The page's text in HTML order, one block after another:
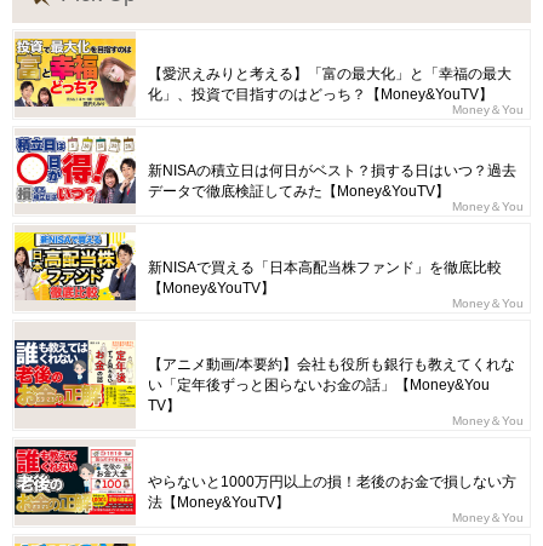
【愛沢えみりと考える】「富の最大化」と「幸福の最大
化」、投資で目指すのはどっち？【Money&YouTV】
Money＆You
新NISAの積立日は何日がベスト？損する日はいつ？過去
データで徹底検証してみた【Money&YouTV】
Money＆You
新NISAで買える「日本高配当株ファンド」を徹底比較
【Money&YouTV】
Money＆You
【アニメ動画/本要約】会社も役所も銀行も教えてくれな
い「定年後ずっと困らないお金の話」【Money&You
TV】
Money＆You
やらないと1000万円以上の損！老後のお金で損しない方
法【Money&YouTV】
Money＆You